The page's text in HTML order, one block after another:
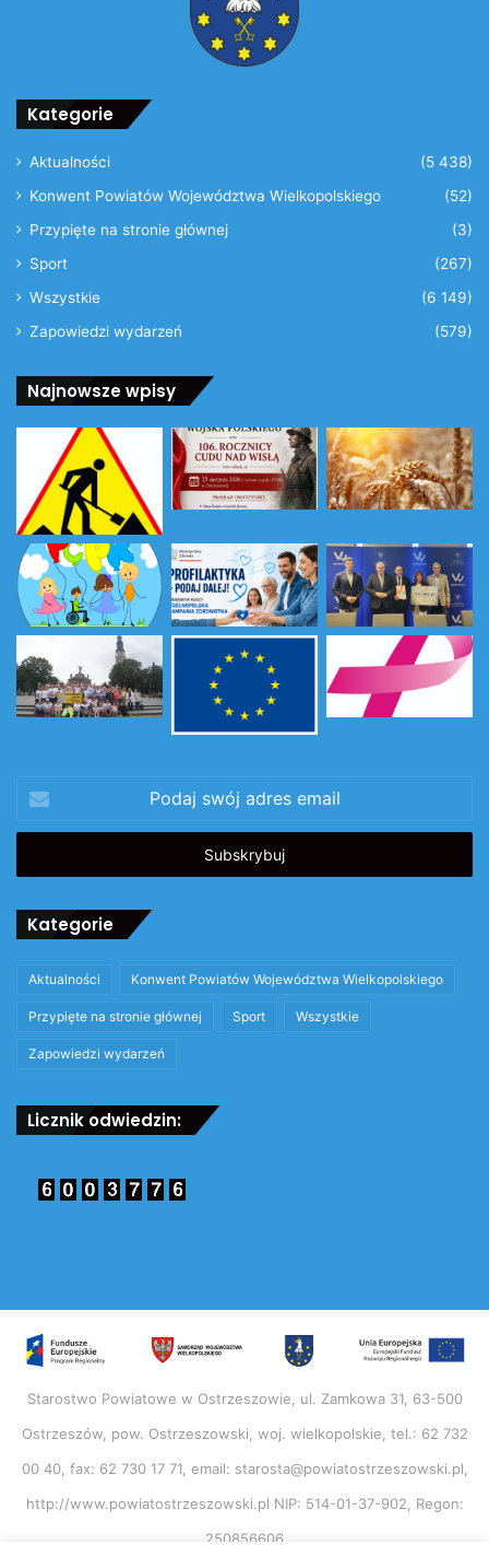
Kategorie
Aktualności
(5 438)
Konwent Powiatów Województwa Wielkopolskiego
(52)
Przypięte na stronie głównej
(3)
Sport
(267)
Wszystkie
(6 149)
Zapowiedzi wydarzeń
(579)
Najnowsze wpisy
swój
adres
Kategorie
Aktualności Konwent Powiatów Województwa Wielkopolskiego
Przypięte na stronie głównej Sport Wszystkie
Zapowiedzi wydarzeń
Licznik odwiedzin:
Starostwo Powiatowe w Ostrzeszowie, ul. Zamkowa 31, 63-500
Ostrzeszów, pow. Ostrzeszowski, woj. wielkopolskie, tel.: 62 732
00 40, fax: 62 730 17 71, email: starosta@powiatostrzeszowski.pl,
http://www.powiatostrzeszowski.pl NIP: 514-01-37-902, Regon:
250856606